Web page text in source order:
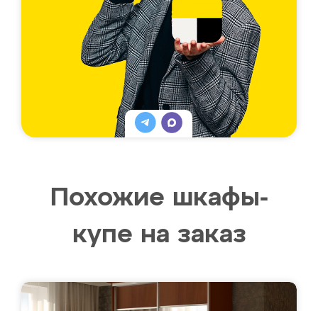
Похожие шкафы-
купе на заказ